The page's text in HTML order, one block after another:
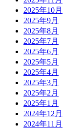
2025年10月
2025年9月
2025年8月
2025年7月
2025年6月
2025年5月
2025年4月
2025年3月
2025年2月
2025年1月
2024年12月
2024年11月